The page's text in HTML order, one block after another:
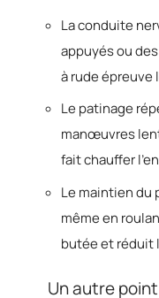
La conduite
appuyés ou
à rude épreuve
Le patinage
manœuvres
fait chauffer
Le maintien du
même en
butée et réduit
Un autre